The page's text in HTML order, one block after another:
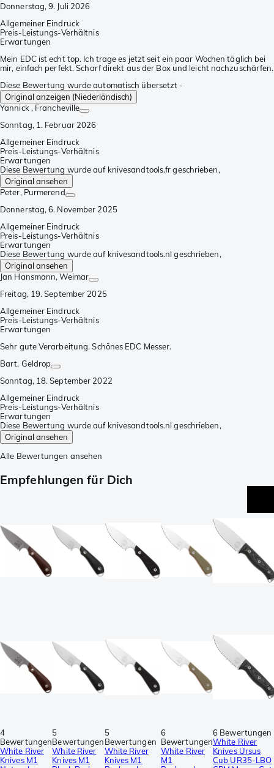
Donnerstag, 9. Juli 2026
Allgemeiner Eindruck
Preis-Leistungs-Verhältnis
Erwartungen
Mein EDC ist echt top. Ich trage es jetzt seit ein paar Wochen täglich bei
mir, einfach perfekt. Scharf direkt aus der Box und leicht nachzuschärfen.
Diese Bewertung wurde automatisch übersetzt -
Original anzeigen (Niederländisch)
Yannick , Francheville
Sonntag, 1. Februar 2026
Allgemeiner Eindruck
Preis-Leistungs-Verhältnis
Erwartungen
Diese Bewertung wurde auf knivesandtools.fr geschrieben,
Original ansehen
Peter, Purmerend
Donnerstag, 6. November 2025
Allgemeiner Eindruck
Preis-Leistungs-Verhältnis
Erwartungen
Diese Bewertung wurde auf knivesandtools.nl geschrieben,
Original ansehen
Jan Hansmann, Weimar
Freitag, 19. September 2025
Allgemeiner Eindruck
Preis-Leistungs-Verhältnis
Erwartungen
Sehr gute Verarbeitung. Schönes EDC Messer.
Bart, Geldrop
Sonntag, 18. September 2022
Allgemeiner Eindruck
Preis-Leistungs-Verhältnis
Erwartungen
Diese Bewertung wurde auf knivesandtools.nl geschrieben,
Original ansehen
Alle Bewertungen ansehen
Empfehlungen für Dich
4
Bewertungen
White River
Knives M1
5
Bewertungen
White River
Knives M1
5
Bewertungen
White River
Knives M1
6
Bewertungen
White River
M1
6 Bewertungen
White River
Knives Ursus
Cub UR35-LBO